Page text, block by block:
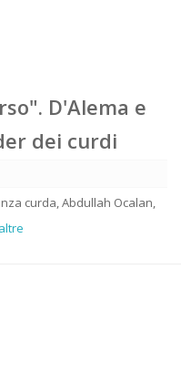
D'Alema e
dei curdi
curda, Abdullah Ocalan,